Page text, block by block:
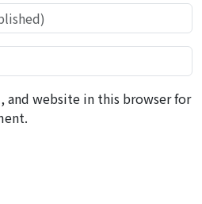
and website in this browser for